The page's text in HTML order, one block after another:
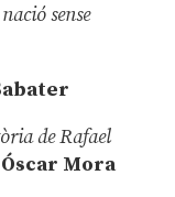
sense
de Rafael
Mora